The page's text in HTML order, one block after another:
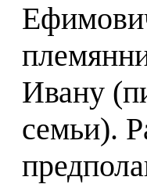
Ивану
семьи).